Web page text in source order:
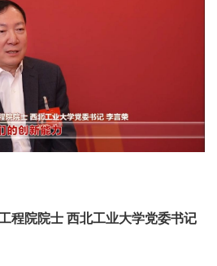
程院院士 西北工业大学党委书记